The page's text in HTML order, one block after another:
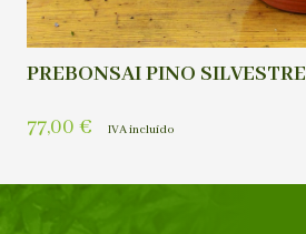
PREBONSAI PINO SILVESTRE
77,00 € IVA incluído